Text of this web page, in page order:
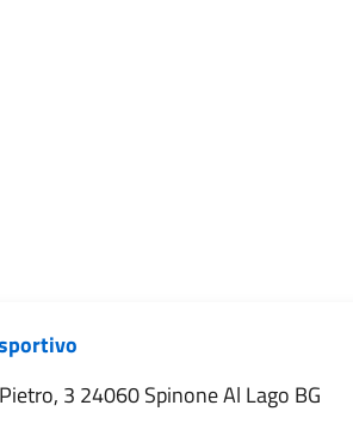
3 24060 Spinone Al Lago BG